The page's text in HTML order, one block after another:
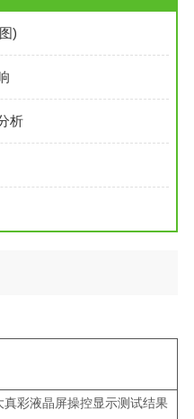
)
析
彩液晶屏操控显示测试结果